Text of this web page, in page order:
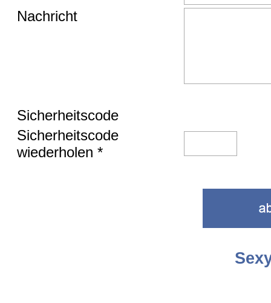
Nachricht
Sicherheitscode
Sicherheitscode
wiederholen *